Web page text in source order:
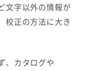
文字以外の情報が
校正の方法に大き
、カタログや